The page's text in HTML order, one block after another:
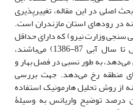
اصلی در این مقاله، تغییرپذیری
در رودهای استان مازندران است.
19 ایستگاه (دبی سنجی وزارت نیرو) که دارای حداقل
30 سال آمار پیوسته (از بدو تاسیس تا سال آبی 87-1386) می‌باشند،
به طور نسبی در فصل بهار و
منطقه رخ می‌دهد. جهت بررسی
از روش تحلیل هارمونیک استفاده
درصد توضیح واریانس به وسیلۀ